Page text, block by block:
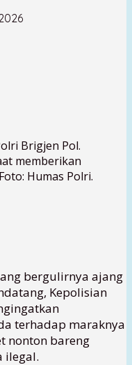
Brigjen Pol.
memberikan
Humas Polri.
bergulirnya ajang
Kepolisian
terhadap maraknya
nonton bareng
ilegal.